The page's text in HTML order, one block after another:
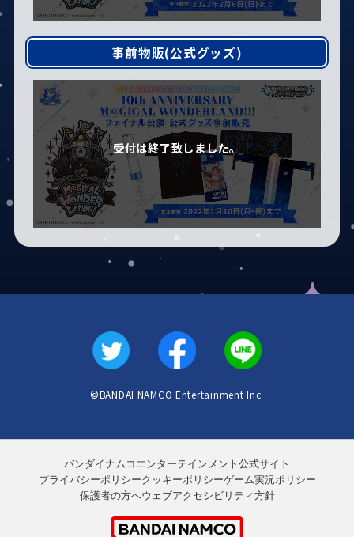
事前物販(公式グッズ)
©BANDAI NAMCO Entertainment Inc.
バンダイナムコエンターテインメント公式サイト
プライバシーポリシークッキーポリシーゲーム実況ポリシー
保護者の方へウェブアクセシビリティ方針